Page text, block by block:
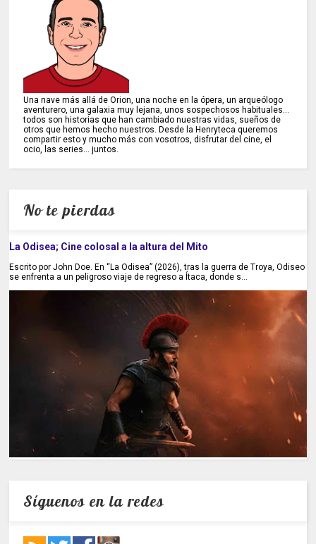
Una nave más allá de Orion, una noche en la ópera, un arqueólogo
aventurero, una galaxia muy lejana, unos sospechosos habituales...
todos son historias que han cambiado nuestras vidas, sueños de
otros que hemos hecho nuestros. Desde la Henryteca queremos
compartir esto y mucho más con vosotros, disfrutar del cine, el
ocio, las series... juntos.
No te pierdas
La Odisea; Cine colosal a la altura del Mito
Escrito por John Doe. En “La Odisea” (2026), tras la guerra de Troya, Odiseo
se enfrenta a un peligroso viaje de regreso a Ítaca, donde s...
Síguenos en la redes